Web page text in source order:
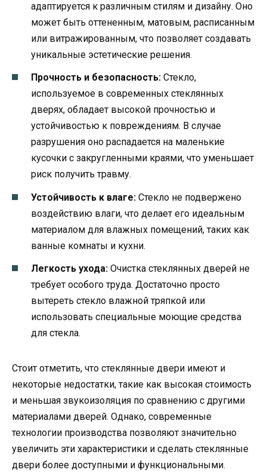
адаптируется к различным стилям и дизайну. Оно
может быть оттененным, матовым, расписанным
или витражированным, что позволяет создавать
уникальные эстетические решения.
Прочность и безопасность: Стекло,
используемое в современных стеклянных
дверях, обладает высокой прочностью и
устойчивостью к повреждениям. В случае
разрушения оно распадается на маленькие
кусочки с закругленными краями, что уменьшает
риск получить травму.
Устойчивость к влаге: Стекло не подвержено
воздействию влаги, что делает его идеальным
материалом для влажных помещений, таких как
ванные комнаты и кухни.
Легкость ухода: Очистка стеклянных дверей не
требует особого труда. Достаточно просто
вытереть стекло влажной тряпкой или
использовать специальные моющие средства
для стекла.
Стоит отметить, что стеклянные двери имеют и
некоторые недостатки, такие как высокая стоимость
и меньшая звукоизоляция по сравнению с другими
материалами дверей. Однако, современные
технологии производства позволяют значительно
увеличить эти характеристики и сделать стеклянные
двери более доступными и функциональными.